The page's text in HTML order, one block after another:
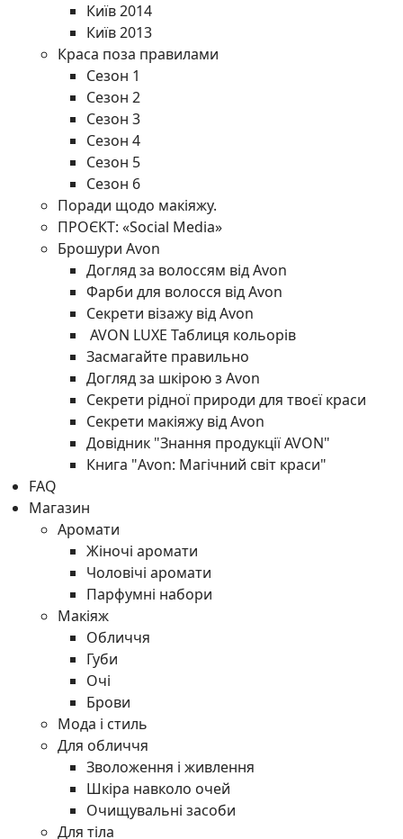
Київ 2014
Київ 2013
Краса поза правилами
Сезон 1
Сезон 2
Сезон 3
Сезон 4
Сезон 5
Сезон 6
Поради щодо макіяжу.
ПРОЄКТ: «Social Media»
Брошури Avon
Догляд за волоссям від Avon
Фарби для волосся від Avon
Секрети візажу від Avon
AVON LUXE Таблиця кольорів
Засмагайте правильно
Догляд за шкірою з Avon
Секрети рідної природи для твоєї краси
Секрети макіяжу від Avon
Довідник "Знання продукції AVON"
Книга "Avon: Магічний світ краси"
FAQ
Магазин
Аромати
Жіночі аромати
Чоловічі аромати
Парфумні набори
Макіяж
Обличчя
Губи
Очі
Брови
Мода і стиль
Для обличчя
Зволоження і живлення
Шкіра навколо очей
Очищувальні засоби
Для тіла